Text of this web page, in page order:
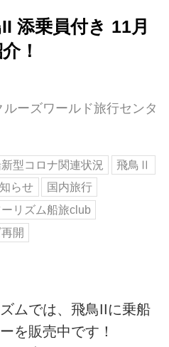
添乗員付き 11月
！
ルーズワールド旅行センタ
型コロナ関連状況
飛鳥Ⅱ
らせ
国内旅行
リズム船旅club
開
ムでは、飛鳥IIに乗船
を販売中です！